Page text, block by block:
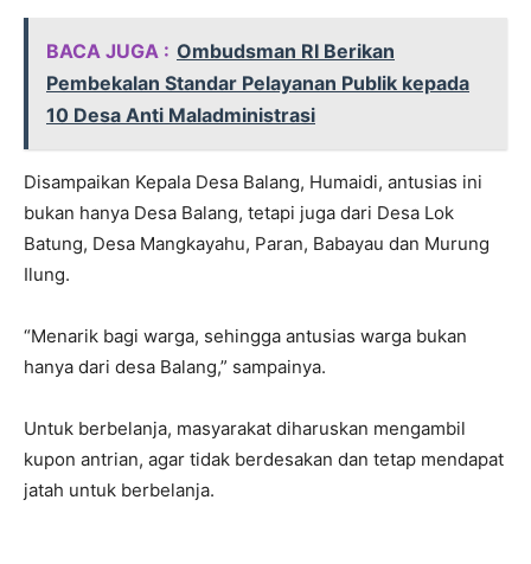
BACA JUGA : Ombudsman RI Berikan
Pembekalan Standar Pelayanan Publik kepada
10 Desa Anti Maladministrasi
Disampaikan Kepala Desa Balang, Humaidi, antusias ini
bukan hanya Desa Balang, tetapi juga dari Desa Lok
Batung, Desa Mangkayahu, Paran, Babayau dan Murung
Ilung.
“Menarik bagi warga, sehingga antusias warga bukan
hanya dari desa Balang,” sampainya.
Untuk berbelanja, masyarakat diharuskan mengambil
kupon antrian, agar tidak berdesakan dan tetap mendapat
jatah untuk berbelanja.